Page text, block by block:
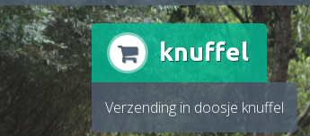
knuffel
Verzending in doosje knuffel